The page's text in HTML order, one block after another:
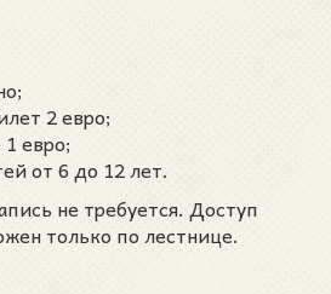
2 евро;
евро;
от 6 до 12 лет.
не требуется. Доступ
только по лестнице.